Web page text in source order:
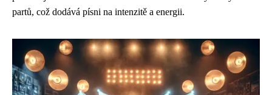
partů, což dodává písni na intenzitě a energii.